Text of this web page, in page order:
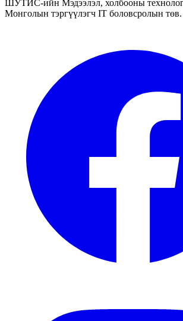
ШУТИС-ийн Мэдээлэл, холбооны
Монголын тэргүүлэгч IT боловсролын төв.